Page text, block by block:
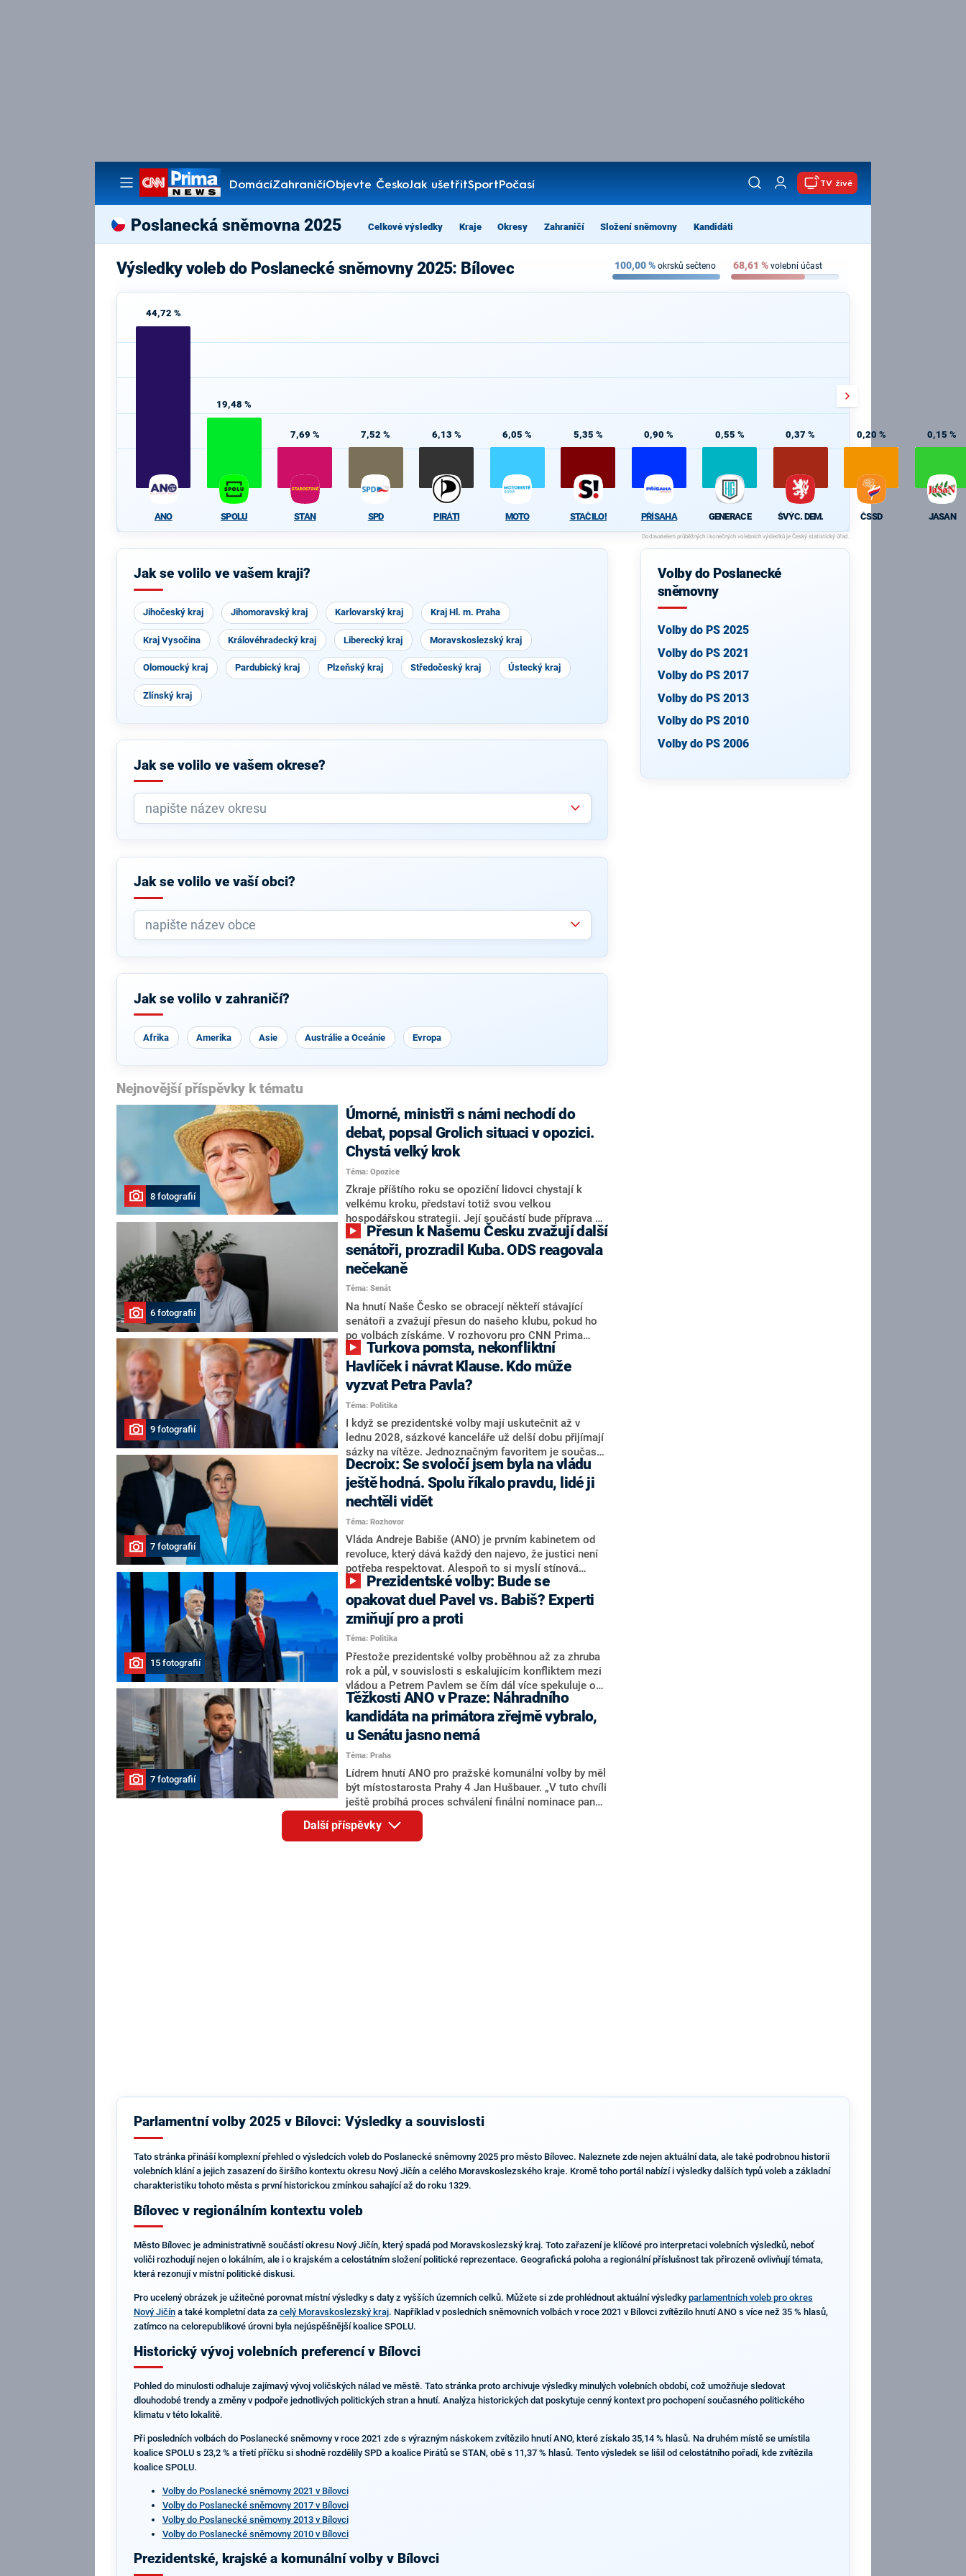
DomácíZahraničíObjevte ČeskoJak ušetřitSportPočasí
Pořady
TV živě
Poslanecká sněmovna 2025 Celkové výsledky Kraje Okresy Zahraničí Složení sněmovny Kandidáti
Výsledky voleb do Poslanecké sněmovny 2025: Bílovec 100,00% okrsků sečteno 68,61 % volební účast
44,72 %
ANO
19,48 %
SPOLU
7,69 %
STAN
7,52 %
SPD
6,13 %
PIRÁTI
6,05 %
MOTO
5,35 %
STAČILO!
0,90 %
PŘÍSAHA
0,55 %
GENERACE
0,37 %
ŠVÝC. DEM.
0,20 %
ČSSD
0,15 %
JASAN
Jak se volilo ve vašem kraji?
Jihočeský kraj Jihomoravský kraj Karlovarský kraj Kraj Hl. m. Praha
Kraj Vysočina Královéhradecký kraj Liberecký kraj Moravskoslezský kraj
Olomoucký kraj Pardubický kraj Plzeňský kraj Středočeský kraj Ústecký kraj
Zlínský kraj
Jak se volilo ve vašem okrese?
Jak se volilo ve vaší obci?
Jak se volilo v zahraničí?
Afrika Amerika Asie Austrálie a Oceánie Evropa
Nejnovější příspěvky k tématu
8 fotografií
Úmorné, ministři s námi nechodí do
debat, popsal Grolich situaci v opozici.
Chystá velký krok
Téma: Opozice
Zkraje příštího roku se opoziční lidovci chystají k
velkému kroku, představí totiž svou velkou
hospodářskou strategii. Její součástí bude příprava na
stárnutí populace, řekl ve středu na setkání s novináři
nový předseda lidovců Jan Grolich. Ten zároveň v
senátních volbách kandiduje ve Vyškově. Popsal i
aktivitu opozice, o níž vládní strany nebo političtí
komentátoři mluví jako o slabé a v defenzivě. „Je to
úmorná práce upozorňovat na chyby vlády. Ministři s
námi navíc nechodí do debat. Chceme ale ukazovat
svoje témata,“ odpověděl Grolich na dotaz CNN Prima
NEWS.
6 fotografií
senátoři, prozradil Kuba. ODS reagovala
nečekaně
Téma: Senát
Na hnutí Naše Česko se obracejí někteří stávající
senátoři a zvažují přesun do našeho klubu, pokud ho
po volbách získáme. V rozhovoru pro CNN Prima
NEWS to řekl zakladatel hnutí a jihočeský hejtman
Martin Kuba. Konkrétní nebyl, ale získat by takto mohl
například senátora Zdeňka Hrabu, který je dnes
součástí klubu ODS a TOP 09. Hraba to na dotaz
redakce nevyloučil. Předseda klubu senátorů ODS
Zdeněk Nytra redakci řekl, že počítá s odchodem
některých senátorů z klubu a že Naše Česko není
nepřítel, ale soupeř.
9 fotografií
Havlíček i návrat Klause. Kdo může
vyzvat Petra Pavla?
Téma: Politika
I když se prezidentské volby mají uskutečnit až v
lednu 2028, sázkové kanceláře už delší dobu přijímají
sázky na vítěze. Jednoznačným favoritem je současná
hlava státu Petr Pavel. Daleko za ním pak bookmakeři
zmiňují dva výrazné politiky ANO, tedy premiéra
Andreje Babiše a ministra průmyslu Karla Havlíčka.
Oblíbeným tipem samotných sázkařů je poslanec za
Motoristy Filip Turek. Politolog Jan Kubáček nicméně
o případné kandidatuře kohokoliv ze zmíněné trojice
značně pochybuje. Podle něj současná koalice dosud
nemá osobu, která by Pavlovi mohla konkurovat.
7 fotografií
Decroix: Se svoločí jsem byla na vládu
ještě hodná. Spolu říkalo pravdu, lidé ji
nechtěli vidět
Téma: Rozhovor
Vláda Andreje Babiše (ANO) je prvním kabinetem od
revoluce, který dává každý den najevo, že justici není
potřeba respektovat. Alespoň to si myslí stínová
ministryně spravedlnosti ODS Eva Decroix. V
rozhovoru pro CNN Prima NEWS si nebrala servítky
ohledně politického výkonu svého nástupce Jeronýma
Tejce (za ANO) či vládní zmocněnkyně pro lidská
práva Taťány Malé (ANO). Označením „svoloč“ na
adresu vlády prý byla ještě hodná. Decroix se také
vrátila k volební porážce koalice Spolu či promluvila o
hnutí Naše Česko Martina Kuby.
15 fotografií
opakovat duel Pavel vs. Babiš? Experti
zmiňují pro a proti
Téma: Politika
Přestože prezidentské volby proběhnou až za zhruba
rok a půl, v souvislosti s eskalujícím konfliktem mezi
vládou a Petrem Pavlem se čím dál více spekuluje o
tom, koho by do bitvy o Hrad mohla vyslat současná
koalice. Někteří političtí komentátoři znovu vytahují
jméno premiéra Andreje Babiše (ANO). Jak moc je
pravděpodobné, že se v prezidentských volbách 2028
bude znovu opakovat souboj z roku 2023?
7 fotografií
Těžkosti ANO v Praze: Náhradního
kandidáta na primátora zřejmě vybralo,
u Senátu jasno nemá
Téma: Praha
Lídrem hnutí ANO pro pražské komunální volby by měl
být místostarosta Prahy 4 Jan Hušbauer. „V tuto chvíli
ještě probíhá proces schválení finální nominace pana
Jana Hušbauera Výborem hnutí ANO,“ uvedl pro
redakci místopředseda pražského ANO Martin
Benkovič. O Hušbauerovi se spekulovalo jako o
Další příspěvky
Volby do Poslanecké
sněmovny
Volby do PS 2025
Volby do PS 2021
Volby do PS 2017
Volby do PS 2013
Volby do PS 2010
Volby do PS 2006
Parlamentní volby 2025 v Bílovci: Výsledky a souvislosti
Tato stránka přináší komplexní přehled o výsledcích voleb do Poslanecké sněmovny 2025 pro město Bílovec. Naleznete zde nejen aktuální data, ale také podrobnou historii
volebních klání a jejich zasazení do širšího kontextu okresu Nový Jičín a celého Moravskoslezského kraje. Kromě toho portál nabízí i výsledky dalších typů voleb a základní
charakteristiku tohoto města s první historickou zmínkou sahající až do roku 1329.
Bílovec v regionálním kontextu voleb
Město Bílovec je administrativně součástí okresu Nový Jičín, který spadá pod Moravskoslezský kraj. Toto zařazení je klíčové pro interpretaci volebních výsledků, neboť
voliči rozhodují nejen o lokálním, ale i o krajském a celostátním složení politické reprezentace. Geografická poloha a regionální příslušnost tak přirozeně ovlivňují témata,
která rezonují v místní politické diskusi.
Pro ucelený obrázek je užitečné porovnat místní výsledky s daty z vyšších územních celků. Můžete si zde prohlédnout aktuální výsledky parlamentních voleb pro okres
Nový Jičína také kompletní data za celý Moravskoslezský kraj. Například v posledních sněmovních volbách v roce 2021 v Bílovci zvítězilo hnutí ANO s více než 35 % hlasů,
zatímco na celorepublikové úrovni byla nejúspěšnější koalice SPOLU.
Historický vývoj volebních preferencí v Bílovci
Pohled do minulosti odhaluje zajímavý vývoj voličských nálad ve městě. Tato stránka proto archivuje výsledky minulých volebních období, což umožňuje sledovat
dlouhodobé trendy a změny v podpoře jednotlivých politických stran a hnutí. Analýza historických dat poskytuje cenný kontext pro pochopení současného politického
klimatu v této lokalitě.
Při posledních volbách do Poslanecké sněmovny v roce 2021 zde s výrazným náskokem zvítězilo hnutí ANO, které získalo 35,14 % hlasů. Na druhém místě se umístila
koalice SPOLU s 23,2 % a třetí příčku si shodně rozdělily SPD a koalice Pirátů se STAN, obě s 11,37 % hlasů. Tento výsledek se lišil od celostátního pořadí, kde zvítězila
koalice SPOLU.
Volby do Poslanecké sněmovny 2021 v Bílovci
Volby do Poslanecké sněmovny 2017 v Bílovci
Volby do Poslanecké sněmovny 2013 v Bílovci
Volby do Poslanecké sněmovny 2010 v Bílovci
Prezidentské, krajské a komunální volby v Bílovci